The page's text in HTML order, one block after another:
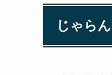
じゃら